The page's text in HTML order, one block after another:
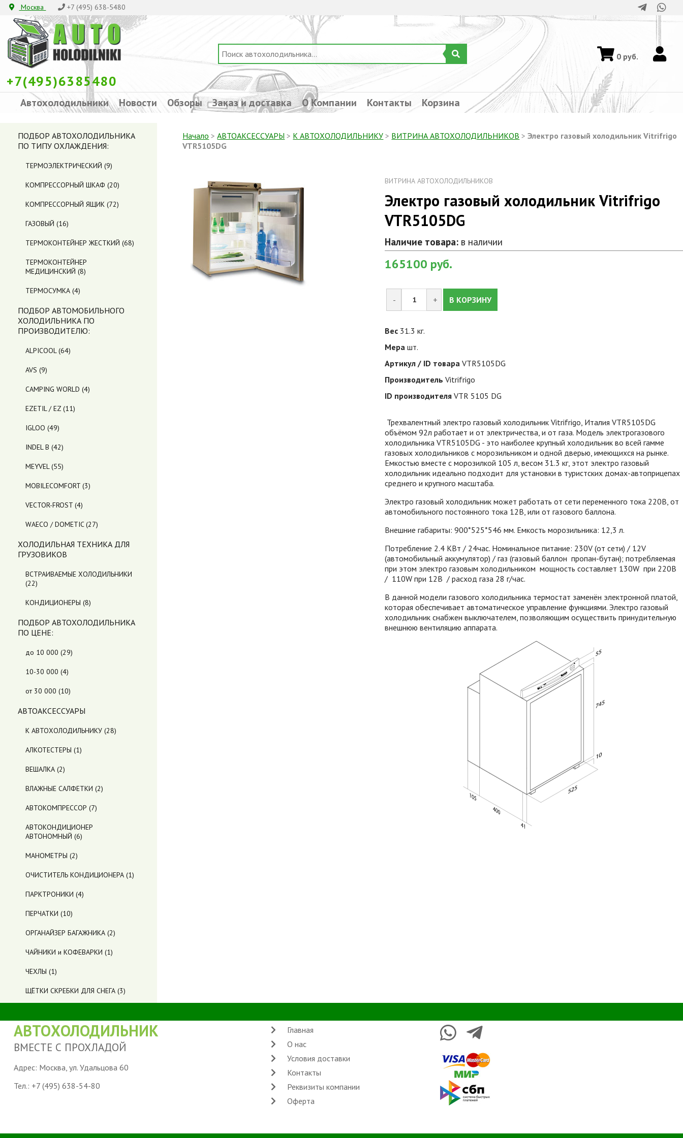
Москва +7 (495) 638-5480
+7(495)6385480
0руб.
Автохолодильники Новости Обзоры Заказ и доставка О Компании Контакты Корзина
ПОДБОР АВТОХОЛОДИЛЬНИКА
ПО ТИПУ ОХЛАЖДЕНИЯ:
ТЕРМОЭЛЕКТРИЧЕСКИЙ (9)
КОМПРЕССОРНЫЙ ШКАФ (20)
КОМПРЕССОРНЫЙ ЯЩИК (72)
ГАЗОВЫЙ (16)
ТЕРМОКОНТЕЙНЕР ЖЕСТКИЙ (68)
ТЕРМОКОНТЕЙНЕР
МЕДИЦИНСКИЙ (8)
ТЕРМОСУМКА (4)
ПОДБОР АВТОМОБИЛЬНОГО
ХОЛОДИЛЬНИКА ПO
ПРОИЗВОДИТЕЛЮ:
ALPICOOL(64)
AVS (9)
CAMPING WORLD (4)
EZETIL / EZ (11)
IGLOO (49)
INDEL B (42)
MEYVEL(55)
MOBILECOMFORT (3)
VECTOR-FROST (4)
WAECO / DOMETIC(27)
ХОЛОДИЛЬНАЯ ТЕХНИКА ДЛЯ
ГРУЗОВИКОВ
ВСТРАИВАЕМЫЕ ХОЛОДИЛЬНИКИ
(22)
КОНДИЦИОНЕРЫ (8)
ПОДБОР АВТОХОЛОДИЛЬНИКА
ПO ЦЕНЕ:
до 10 000 (29)
10-30 000 (4)
от 30 000 (10)
АВТОАКСЕССУАРЫ
К АВТОХОЛОДИЛЬНИКУ (28)
АЛКОТЕСТЕРЫ (1)
ВЕШАЛКА (2)
ВЛАЖНЫЕ САЛФЕТКИ (2)
АВТОКОМПРЕССОР (7)
АВТОКОНДИЦИОНЕР
АВТОНОМНЫЙ (6)
МАНОМЕТРЫ (2)
ОЧИСТИТЕЛЬ КОНДИЦИОНЕРА (1)
ПАРКТРОНИКИ (4)
ПЕРЧАТКИ (10)
ОРГАНАЙЗЕР БАГАЖНИКА (2)
ЧАЙНИКИ и КОФЕВАРКИ (1)
ЧЕХЛЫ (1)
ЩЁТКИ СКРЕБКИ ДЛЯ СНЕГА (3)
Начало >АВТОАКСЕССУАРЫ > К АВТОХОЛОДИЛЬНИКУ > ВИТРИНА АВТОХОЛОДИЛЬНИКОВ >Электро газовый холодильник Vitrifrigo
VTR5105DG
ВИТРИНА АВТОХОЛОДИЛЬНИКОВ
Электро газовый холодильник Vitrifrigo
VTR5105DG
Наличие товара: в наличии
165100 руб.
- + В КОРЗИНУ
Вес 31.3 кг.
Мера шт.
Артикул / ID товара VTR5105DG
Производитель Vitrifrigo
ID производителя VTR 5105 DG
Трехвалентный электро газовый холодильник Vitrifrigo, Италия VTR5105DG
объёмом 92л работает и от электричества, и от газа. Модель электрогазового
холодильника VTR5105DG - это наиболее крупный холодильник во всей гамме
газовых холодильников с морозильником и одной дверью, имеющихся на рынке.
Емкостью вместе с морозилкой 105 л, весом 31.3 кг, этот электро газовый
холодильник идеально подходит для установки в туристских домах-автоприцепах
среднего и крупного масштаба.
Электро газовый холодильник может работать от сети переменного тока 220В, от
автомобильного постоянного тока 12В, или от газового баллона.
Внешние габариты: 900*525*546 мм. Емкость морозильника: 12,3 л.
Потребление 2.4 КВт / 24час. Номинальное питание: 230V (от сети) / 12V
(автомобильный аккумулятор) / газ (газовый баллон пропан-бутан); потребляемая
при этом электро газовым холодильником мощность составляет 130W при 220В
/ 110W при 12В / расход газа 28 г/час.
В данной модели газового холодильника термостат заменён электронной платой,
которая обеспечивает автоматическое управление функциями. Электро газовый
холодильник снабжен выключателем, позволяющим осуществить принудительную
внешнюю вентиляцию аппарата.
АВТОХОЛОДИЛЬНИК
ВМЕСТЕ С ПРОХЛАДОЙ
Адрес: Москва, ул. Удальцова 60
Тел.: +7 (495) 638-54-80
Главная
О нас
Условия доставки
Контакты
Реквизиты компании
Оферта